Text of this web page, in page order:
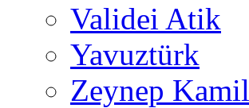
Validei Atik
Yavuztürk
Zeynep Kamil